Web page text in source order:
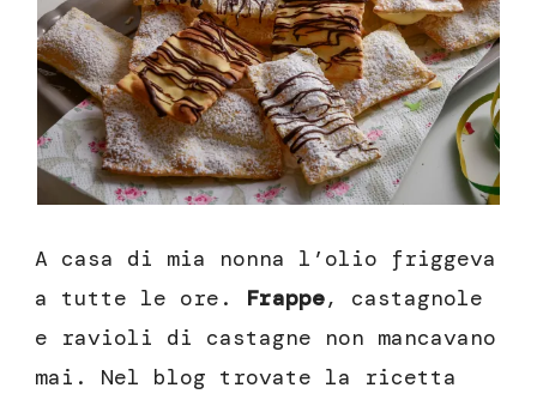
A casa di mia nonna l’olio friggeva
a tutte le ore. Frappe, castagnole
e ravioli di castagne non mancavano
mai. Nel blog trovate la ricetta